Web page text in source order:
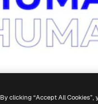
By clicking “Accept All